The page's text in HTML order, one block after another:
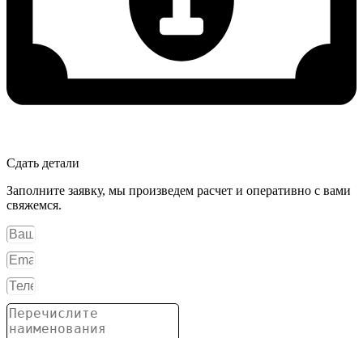
Сдать детали
Заполните заявку, мы произведем расчет и оперативно с вами
свяжемся.